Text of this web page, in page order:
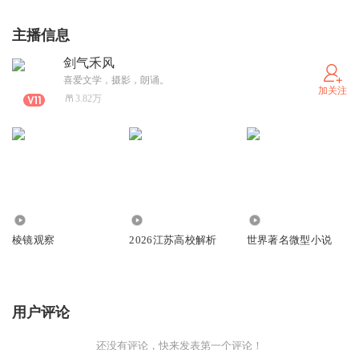
主播信息
剑气禾风
喜爱文学，摄影，朗诵。
3.82万
加关注
棱镜观察 2026江苏高校解析 世界著名微型小说
用户评论
还没有评论，快来发表第一个评论！